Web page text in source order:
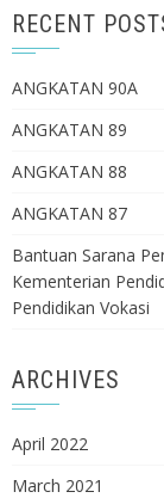
RECENT
ANGKATAN 90A
ANGKATAN 89
ANGKATAN 88
ANGKATAN 87
Bantuan Sarana
Kementerian
Pendidikan Vokasi
ARCHIVES
April 2022
March 2021